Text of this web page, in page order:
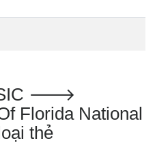
🡒
Florida National
thẻ